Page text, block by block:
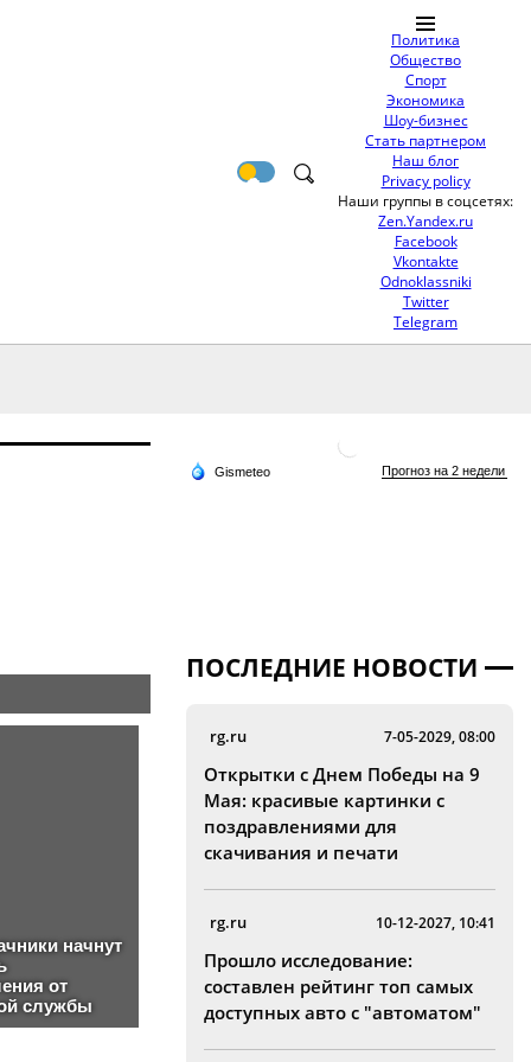
Политика
Общество
Спорт
Экономика
Шоу-бизнес
Стать партнером
Наш блог
Privacy policy
Наши группы в соцсетях:
Zen.Yandex.ru
Facebook
Vkontakte
Odnoklassniki
Twitter
Telegram
ПОСЛЕДНИЕ НОВОСТИ
rg.ru 7-05-2029, 08:00
Открытки с Днем Победы на 9
Мая: красивые картинки с
поздравлениями для
скачивания и печати
rg.ru 10-12-2027, 10:41
Прошло исследование:
составлен рейтинг топ самых
доступных авто с "автоматом"